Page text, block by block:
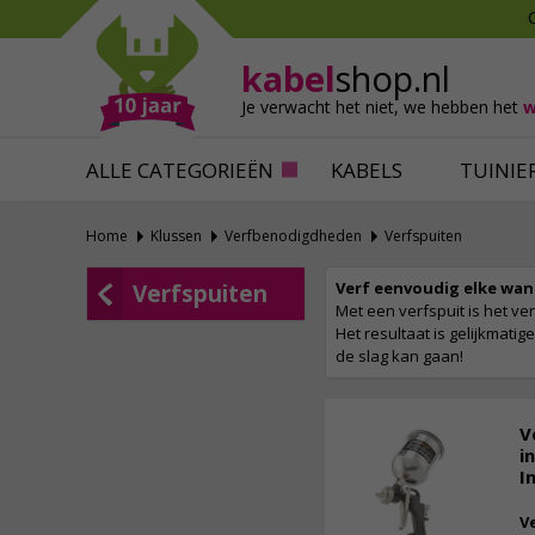
kabelshop.nl
Je verwacht het niet, we hebben het
ALLE CATEGORIEËN KABELS
Mollen verjagen
Slakken bestrijden
Katten verjagen
Alles tegen ongedierte
Ventilatie
Home Klussen Verfbenodigdheden Verfspuiten
Verfspuiten
Verf eenvoudig elke
Met een verfspuit is het
Het resultaat is
de slag kan gaan!